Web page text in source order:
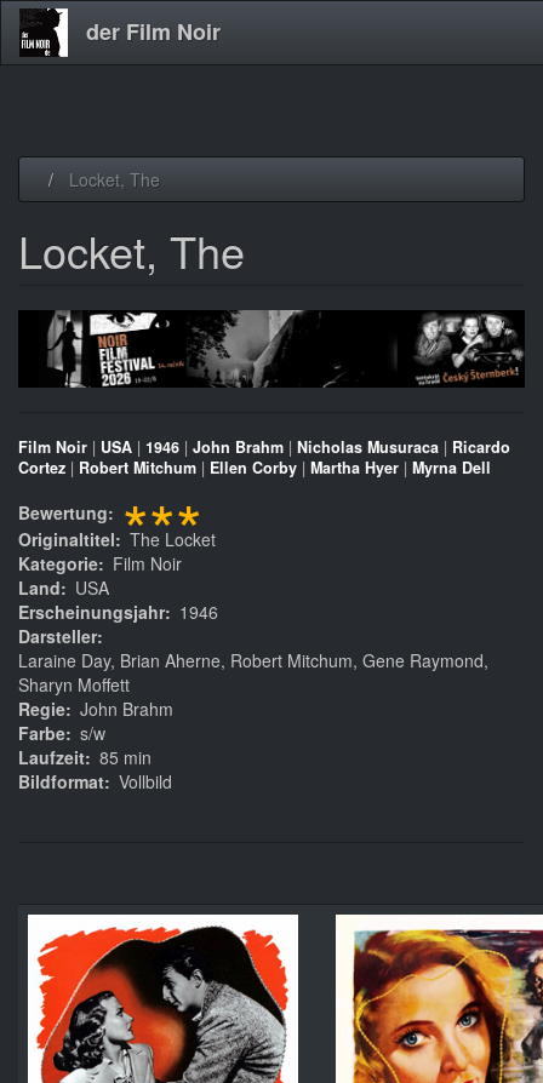
der Film Noir
Locket, The
Locket, The
Film Noir | USA | 1946 | John Brahm | Nicholas Musuraca | Ricardo
Cortez | Robert Mitchum | Ellen Corby | Martha Hyer | Myrna Dell
Bewertung ***
Originaltitel
The Locket
Kategorie
Film Noir
Land
USA
Erscheinungsjahr
1946
Darsteller
Laraine Day, Brian Aherne, Robert Mitchum, Gene Raymond,
Sharyn Moffett
Regie John Brahm
Farbe s/w
Laufzeit 85 min
Bildformat Vollbild